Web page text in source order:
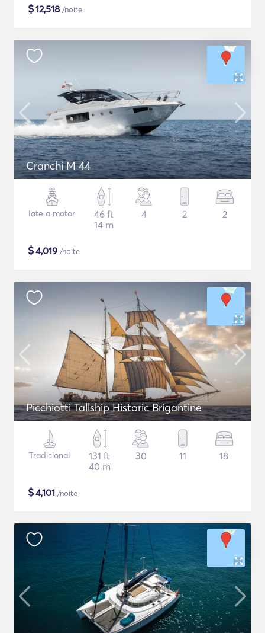
$12,518 /noite
Cranchi M 44
Iate a motor
46 ft
14 m
4 2 2
$4,019 /noite
Picchiotti Tallship Historic Brigantine
Tradicional
131 ft
40 m
30 11 18
$4,101 /noite